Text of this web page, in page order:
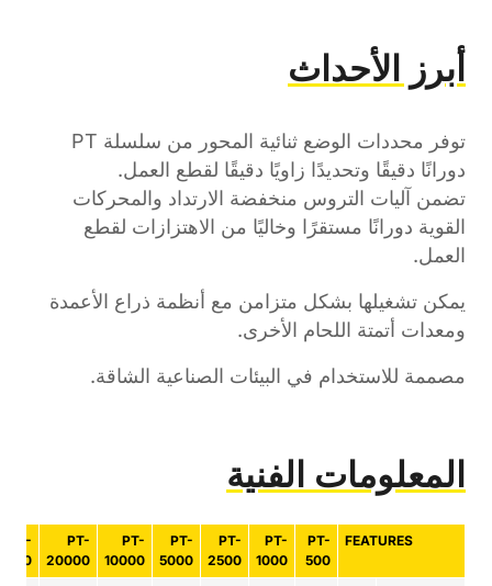
أبرز الأحداث
توفر محددات الوضع ثنائية المحور من سلسلة PT
دورانًا دقيقًا وتحديدًا زاويًا دقيقًا لقطع العمل.
تضمن آليات التروس منخفضة الارتداد والمحركات
القوية دورانًا مستقرًا وخاليًا من الاهتزازات لقطع
العمل.
يمكن تشغيلها بشكل متزامن مع أنظمة ذراع الأعمدة
ومعدات أتمتة اللحام الأخرى.
مصممة للاستخدام في البيئات الصناعية الشاقة.
المعلومات الفنية
PT-
500
PT-
1000
PT-
2500
PT-
5000
PT-
10000
PT-
20000
PT-